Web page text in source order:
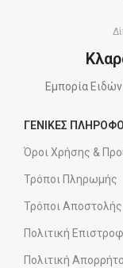
Εμπορία
ΓΕΝΙΚΕΣ
Όροι Χρήσης &
Τρόποι Πληρωμής
Τρόποι Αποστολής
Πολιτική
Πολιτική